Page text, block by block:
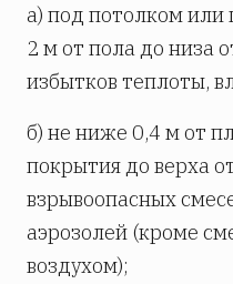
а) под потолком
2 м от пола до низа
избытков теплоты,
б) не ниже 0,4 м от
покрытия до верха
взрывоопасных
аэрозолей (кроме
воздухом);